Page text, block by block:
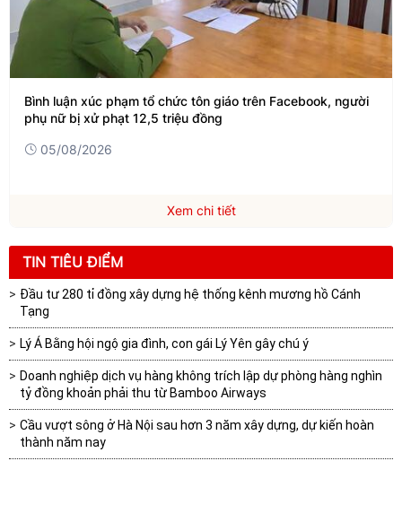
Bình luận xúc phạm tổ chức tôn giáo trên Facebook, người
phụ nữ bị xử phạt 12,5 triệu đồng
05/08/2026
Xem chi tiết
TIN TIÊU ĐIỂM
Đầu tư 280 tỉ đồng xây dựng hệ thống kênh mương hồ Cánh
Tạng
Lý Á Bằng hội ngộ gia đình, con gái Lý Yên gây chú ý
Doanh nghiệp dịch vụ hàng không trích lập dự phòng hàng nghìn
tỷ đồng khoản phải thu từ Bamboo Airways
Cầu vượt sông ở Hà Nội sau hơn 3 năm xây dựng, dự kiến hoàn
thành năm nay